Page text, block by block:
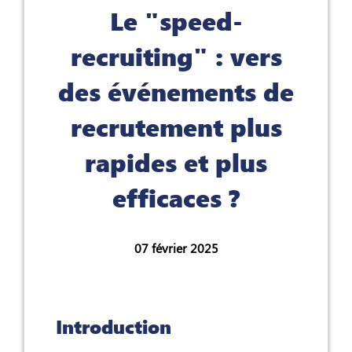
Le "speed-
recruiting" : vers
des événements de
recrutement plus
rapides et plus
efficaces ?
07 février 2025
Introduction